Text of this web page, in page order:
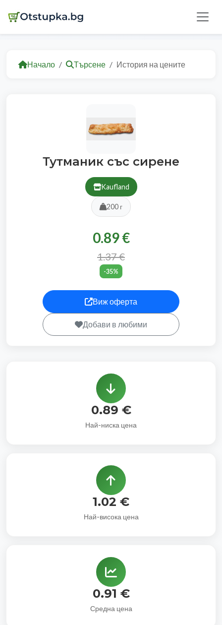
Начало Търсене История на цените
Тутманик със сирене
Kaufland
200 г
0.89 €
1.37 €
-35%
Виж оферта
Добави в любими
0.89 €
Най-ниска цена
1.02 €
Най-висока цена
0.91 €
Средна цена